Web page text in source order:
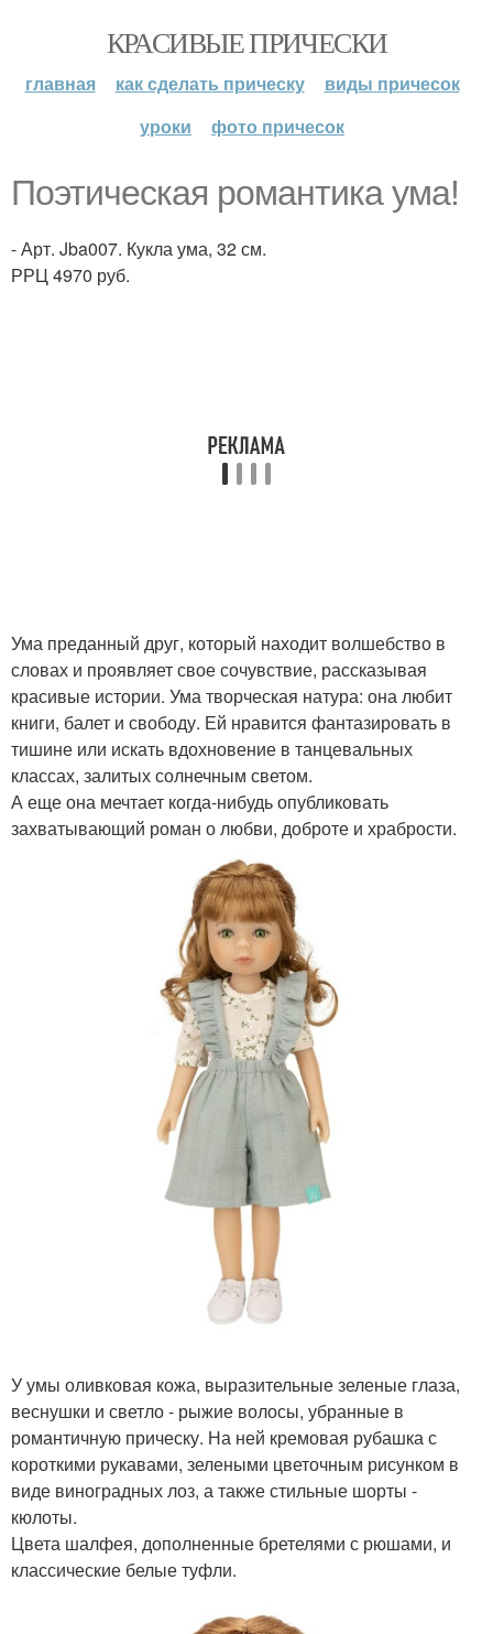
КРАСИВЫЕ ПРИЧЕСКИ
главная как сделать прическу
виды причесок
уроки
фото причесок
Поэтическая романтика ума!
- Арт. Jba007. Кукла ума, 32 см.
РРЦ 4970 руб.
Ума преданный друг, который находит волшебство в
словах и проявляет свое сочувствие, рассказывая
красивые истории. Ума творческая натура: она любит
книги, балет и свободу. Ей нравится фантазировать в
тишине или искать вдохновение в танцевальных
классах, залитых солнечным светом.
А еще она мечтает когда-нибудь опубликовать
захватывающий роман о любви, доброте и храбрости.
У умы оливковая кожа, выразительные зеленые глаза,
веснушки и светло - рыжие волосы, убранные в
романтичную прическу. На ней кремовая рубашка с
короткими рукавами, зелеными цветочным рисунком в
виде виноградных лоз, а также стильные шорты -
кюлоты.
Цвета шалфея, дополненные бретелями с рюшами, и
классические белые туфли.